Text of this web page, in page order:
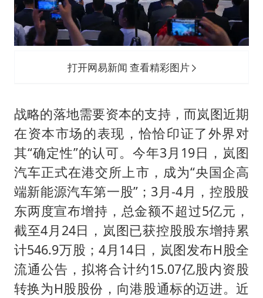
打开网易新闻 查看精彩图片
战略的落地需要资本的支持，而岚图近期
在资本市场的表现，恰恰印证了外界对
其“确定性”的认可。今年3月19日，岚图
汽车正式在港交所上市，成为“央国企高
端新能源汽车第一股”；3月-4月，控股股
东两度宣布增持，总金额不超过5亿元，
截至4月24日，岚图已获控股股东增持累
计546.9万股；4月14日，岚图发布H股全
流通公告，拟将合计约15.07亿股内资股
转换为H股股份，向港股通标的迈进。近